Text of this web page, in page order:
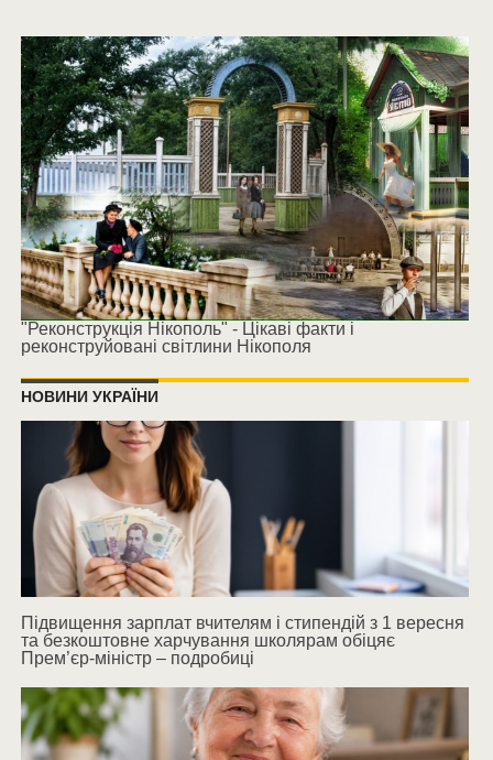
"Реконструкція Нікополь" - Цікаві факти і
реконструйовані світлини Нікополя
НОВИНИ УКРАЇНИ
Підвищення зарплат вчителям і стипендій з 1 вересня
та безкоштовне харчування школярам обіцяє
Прем’єр-міністр – подробиці